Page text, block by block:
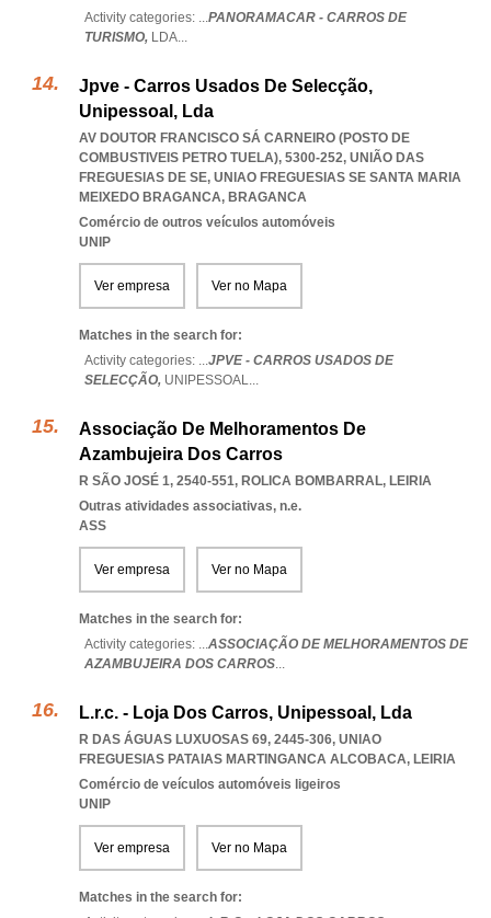
Activity categories: ...PANORAMACAR - CARROS DE
TURISMO, LDA...
Jpve - Carros Usados De Selecção,
Unipessoal, Lda
AV DOUTOR FRANCISCO SÁ CARNEIRO (POSTO DE
COMBUSTIVEIS PETRO TUELA), 5300-252, UNIÃO DAS
FREGUESIAS DE SE, UNIAO FREGUESIAS SE SANTA MARIA
MEIXEDO BRAGANCA, BRAGANCA
Comércio de outros veículos automóveis
UNIP
Ver empresa Ver no Mapa
Matches in the search for:
Activity categories: ...JPVE - CARROS USADOS DE
SELECÇÃO, UNIPESSOAL...
Associação De Melhoramentos De
Azambujeira Dos Carros
R SÃO JOSÉ 1, 2540-551, ROLICA BOMBARRAL, LEIRIA
Outras atividades associativas, n.e.
ASS
Ver empresa Ver no Mapa
Matches in the search for:
Activity categories: ...ASSOCIAÇÃO DE MELHORAMENTOS DE
AZAMBUJEIRA DOS CARROS...
L.r.c. - Loja Dos Carros, Unipessoal, Lda
R DAS ÁGUAS LUXUOSAS 69, 2445-306, UNIAO
FREGUESIAS PATAIAS MARTINGANCA ALCOBACA, LEIRIA
Comércio de veículos automóveis ligeiros
UNIP
Ver empresa Ver no Mapa
Matches in the search for: